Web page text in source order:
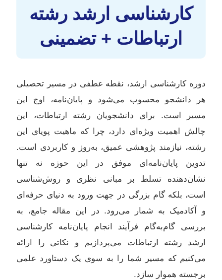
کارشناسی ارشد رشته
ارتباطات + تضمینی
دوره کارشناسی ارشد، نقطه عطفی در مسیر تحصیلی
هر دانشجو محسوب می‌شود و پایان‌نامه، اوج این
مسیر است. برای دانشجویان رشته ارتباطات، این
چالش اهمیت ویژه‌ای دارد، چرا که ماهیت پویای این
رشته، نیازمند پژوهشی عمیق، به‌روز و کاربردی است.
تدوین پایان‌نامه‌ای موفق در این حوزه نه تنها
نشان‌دهنده تسلط بر مبانی نظری و روش‌شناسی
است، بلکه گام بزرگی در جهت ورود به دنیای حرفه‌ای
و آکادمیک به شمار می‌رود. در این مقاله جامع، به
بررسی گام‌به‌گام فرآیند انجام پایان‌نامه کارشناسی
ارشد رشته ارتباطات می‌پردازیم و نکاتی را ارائه
می‌کنیم که مسیر شما را به سوی یک دستاورد علمی
برجسته هموار سازد.